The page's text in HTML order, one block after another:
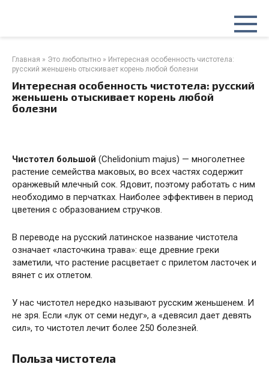
Главная » Это любопытно » Интересная особенность чистотела:
русский женьшень отыскивает корень любой болезни
Интересная особенность чистотела: русский
женьшень отыскивает корень любой
болезни
Чистотел большой (Chelidonium majus) — многолетнее
растение семейства маковых, во всех частях содержит
оранжевый млечный сок. Ядовит, поэтому работать с ним
необходимо в перчатках. Наиболее эффективен в период
цветения с образованием стручков.
В переводе на русский латинское название чистотела
означает «ласточкина трава»: еще древние греки
заметили, что растение расцветает с прилетом ласточек и
вянет с их отлетом.
У нас чистотел нередко называют русским женьшенем. И
не зря. Если «лук от семи недуг», а «девясил дает девять
сил», то чистотел лечит более 250 болезней.
Польза чистотела